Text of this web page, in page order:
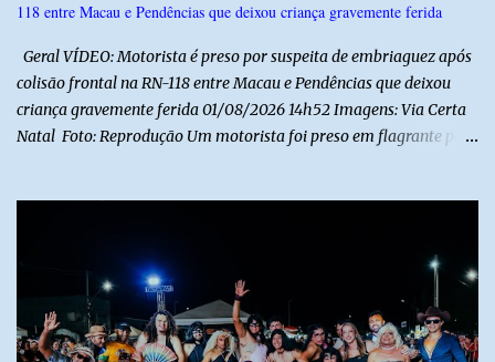
118 entre Macau e Pendências que deixou criança gravemente ferida
Geral VÍDEO: Motorista é preso por suspeita de embriaguez após
colisão frontal na RN-118 entre Macau e Pendências que deixou
criança gravemente ferida 01/08/2026 14h52 Imagens: Via Certa
Natal Foto: Reprodução Um motorista foi preso em flagrante por
Um dos condutores apresentava sinais de embriaguez, foi levado
ao Hospital Regional Tarcísio Maia, em Mossoró, e autuado em
flagrante. O exame pericial para confirmar a presença de álcool no
organismo está em andamento. No outro veículo estavam